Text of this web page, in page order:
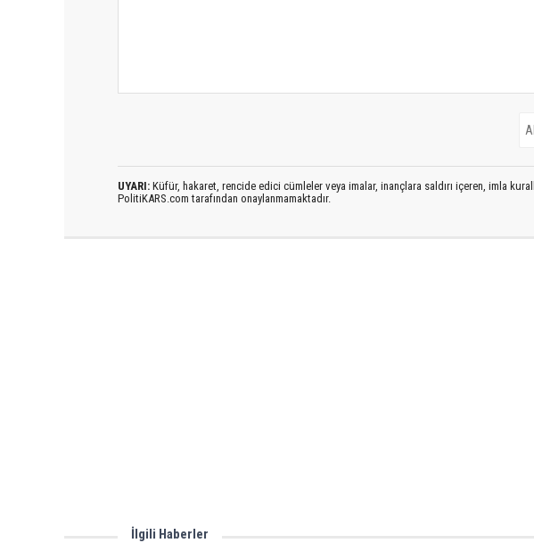
UYARI: Küfür, hakaret, rencide edici cümleler veya imalar, inançlara saldırı içeren, imla
PolitiKARS.com tarafından onaylanmamaktadır.
İlgili Haberler